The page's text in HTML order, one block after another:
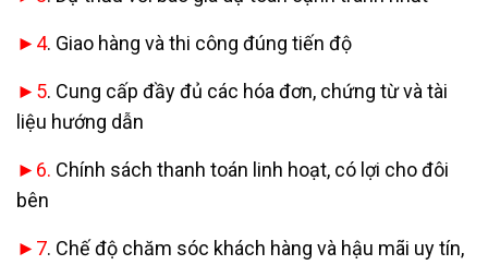
►4. Giao hàng và thi công đúng tiến độ
►5. Cung cấp đầy đủ các hóa đơn, chứng từ và tài
liệu hướng dẫn
►6. Chính sách thanh toán linh hoạt, có lợi cho đôi
bên
►7. Chế độ chăm sóc khách hàng và hậu mãi uy tín,